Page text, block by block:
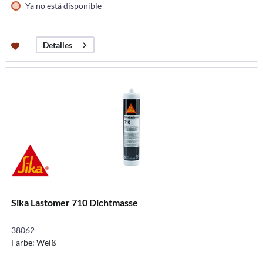
Ya no está disponible
Detalles
Sika Lastomer 710 Dichtmasse
38062
Farbe: Weiß